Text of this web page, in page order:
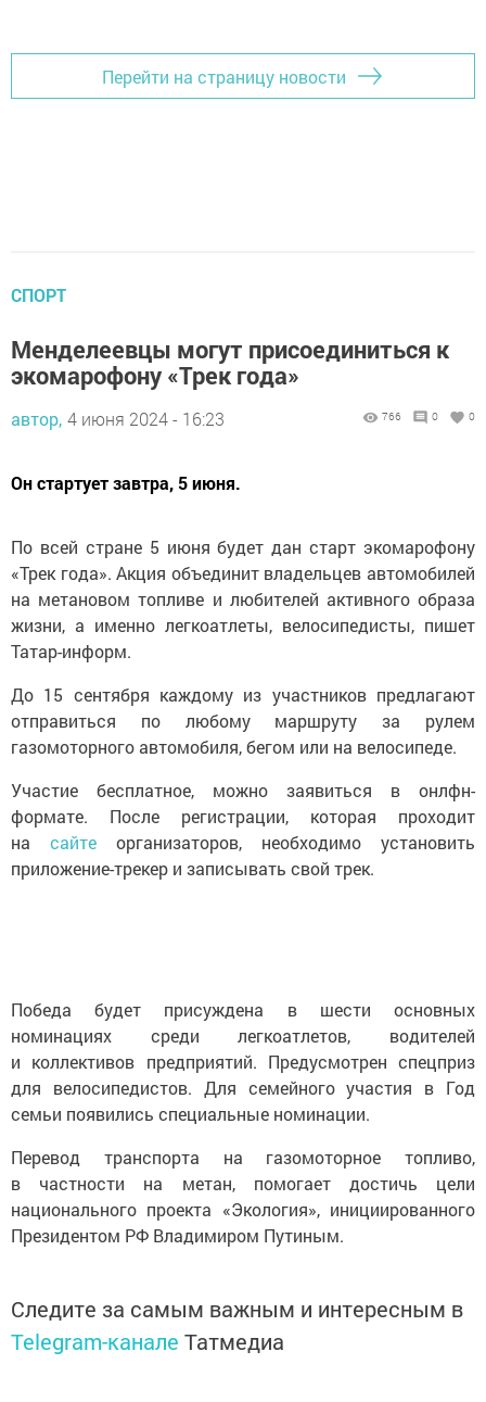
Перейти на страницу новости
СПОРТ
Менделеевцы могут присоединиться к
экомарофону «Трек года»
автор, 4 июня 2024 - 16:23 766 0 0
Он стартует завтра, 5 июня.
По всей стране 5 июня будет дан старт экомарофону
«Трек года». Акция объединит владельцев автомобилей
на метановом топливе и любителей активного образа
жизни, а именно легкоатлеты, велосипедисты, пишет
Татар-информ.
До 15 сентября каждому из участников предлагают
отправиться по любому маршруту за рулем
газомоторного автомобиля, бегом или на велосипеде.
Участие бесплатное, можно заявиться в онлфн-
формате. После регистрации, которая проходит
на сайте организаторов, необходимо установить
приложение-трекер и записывать свой трек.
Победа будет присуждена в шести основных
номинациях среди легкоатлетов, водителей
и коллективов предприятий. Предусмотрен спецприз
для велосипедистов. Для семейного участия в Год
семьи появились специальные номинации.
Перевод транспорта на газомоторное топливо,
в частности на метан, помогает достичь цели
национального проекта «Экология», инициированного
Президентом РФ Владимиром Путиным.
Следите за самым важным и интересным в
Telegram-канале Татмедиа